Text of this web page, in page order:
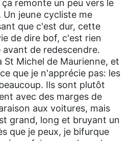
remonte un peu vers le
Un jeune cycliste me
que c'est dur, cette
de dire bof, c'est rien
de redescendre.
St Michel de Maurienne, et
que je n'apprécie pas: les
Ils sont plutôt
avec des marges de
aux voitures, mais
grand, long et bruyant un
que je peux, je bifurque